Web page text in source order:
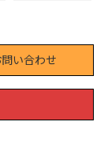
問い合わせ